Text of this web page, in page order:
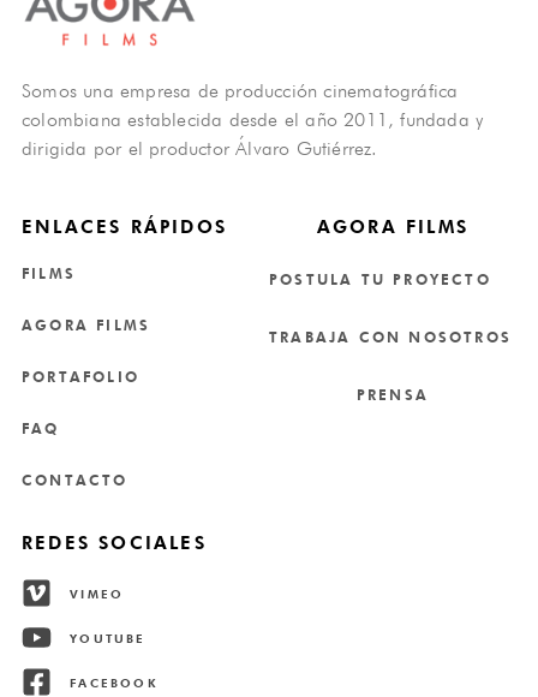
Somos una empresa de producción cinematográfica
colombiana establecida desde el año 2011, fundada y
dirigida por el productor Álvaro Gutiérrez.
ENLACES RÁPIDOS
FILMS
AGORA FILMS
PORTAFOLIO
FAQ
CONTACTO
AGORA FILMS
POSTULA TU PROYECTO
TRABAJA CON NOSOTROS
PRENSA
REDES SOCIALES
VIMEO
YOUTUBE
FACEBOOK